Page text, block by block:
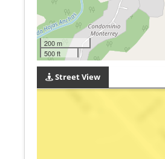
200 m
500 ft
Street View